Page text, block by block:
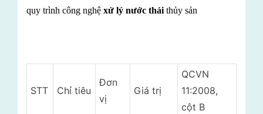
quy trình công nghệ xử lý nước thải thủy sản
STT Chỉ tiêu
Đơn
vị
Giá trị
QCVN
11:2008,
cột B